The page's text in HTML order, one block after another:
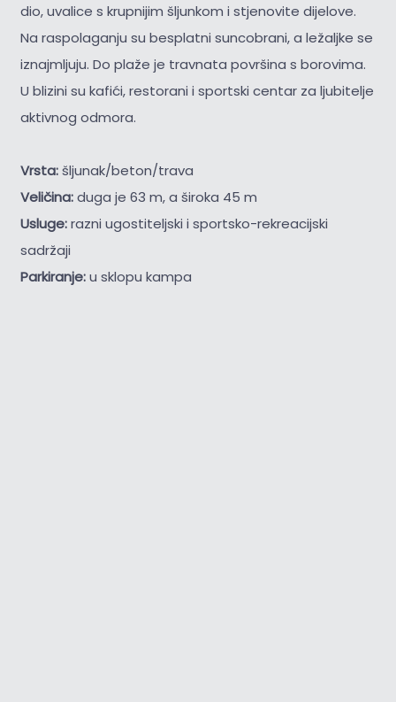
dio, uvalice s krupnijim šljunkom i stjenovite dijelove.
Na raspolaganju su besplatni suncobrani, a ležaljke se
iznajmljuju. Do plaže je travnata površina s borovima.
U blizini su kafići, restorani i sportski centar za ljubitelje
aktivnog odmora.
Vrsta:šljunak/beton/trava
Veličina:duga je 63 m, a široka 45 m
Usluge:razni ugostiteljski i sportsko-rekreacijski
sadržaji
Parkiranje:u sklopu kampa